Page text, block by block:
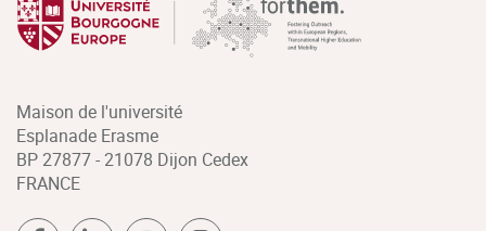
Maison de l'université
Esplanade Erasme
BP 27877 - 21078 Dijon Cedex
FRANCE